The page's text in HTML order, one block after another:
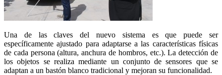
Una de las claves del nuevo sistema es que puede ser
específicamente ajustado para adaptarse a las características físicas
de cada persona (altura, anchura de hombros, etc.). La detección de
los objetos se realiza mediante un conjunto de sensores que se
adaptan a un bastón blanco tradicional y mejoran su funcionalidad.